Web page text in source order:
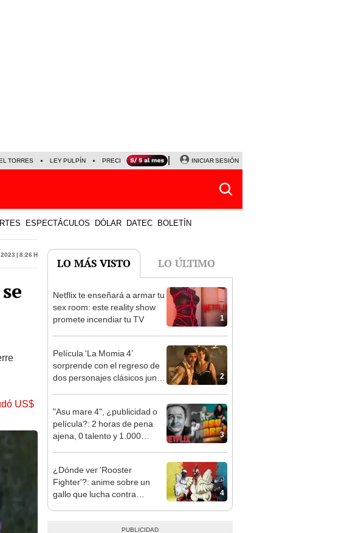
TORRES LEY PULPÍN PRECIO DEL DÓLAR CORTE DE LUZ VIERNES 7 DE AGOSTO
INICIAR SESIÓN
ESPECTÁCULOS DÓLAR DATEC BOLETÍN
| 8:26 h
US$
LO MÁS VISTO LO ÚLTIMO
1
Netflix te enseñará a armar tu
sex room: este reality show
promete incendiar tu TV
2
Película ‘La Momia 4’
sorprende con el regreso de
dos personajes clásicos junto
3
"Asu mare 4", ¿publicidad o
película?: 2 horas de pena
ajena, 0 talento y 1.000
4
¿Dónde ver 'Rooster
Fighter'?: anime sobre un
gallo que lucha contra